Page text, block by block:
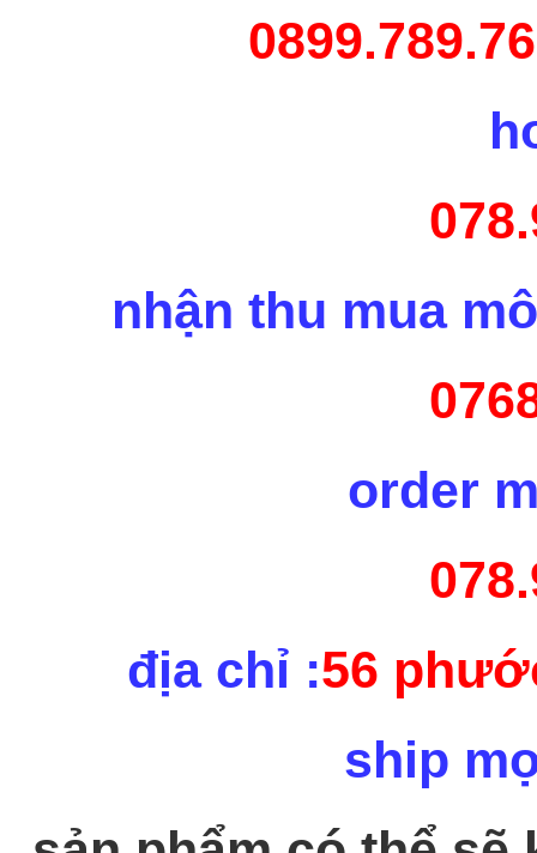
nhận thu mua
order
địa chỉ :56
ship